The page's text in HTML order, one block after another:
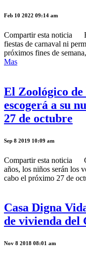
Feb 10 2022 09:14 am
Compartir esta noticia
fiestas de carnaval ni
próximos fines de
Mas
El Zoológico
escogerá a su
27 de octubre
Sep 8 2019 10:09 am
Compartir esta noticia
años, los niños serán los
cabo el próximo 27 de
Casa Digna
de vivienda del
Nov 8 2018 08:01 am